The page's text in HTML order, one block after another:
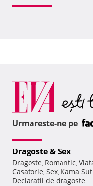
Urmareste-ne pe
Dragoste & Sex
Dragoste, Romantic,
Casatorie, Sex, Kama
Declaratii de dragoste